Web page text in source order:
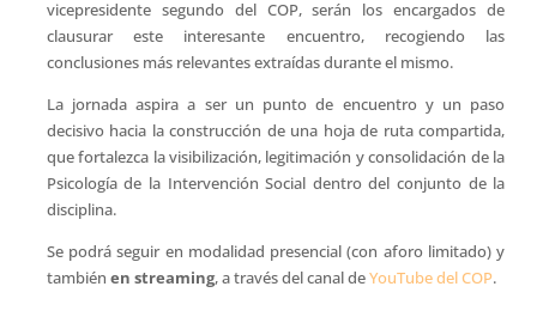
vicepresidente segundo del COP, serán los encargados de
clausurar este interesante encuentro, recogiendo las
conclusiones más relevantes extraídas durante el mismo.
La jornada aspira a ser un punto de encuentro y un paso
decisivo hacia la construcción de una hoja de ruta compartida,
que fortalezca la visibilización, legitimación y consolidación de la
Psicología de la Intervención Social dentro del conjunto de la
disciplina.
Se podrá seguir en modalidad presencial (con aforo limitado) y
también en streaming, a través del canal deYouTube del COP.